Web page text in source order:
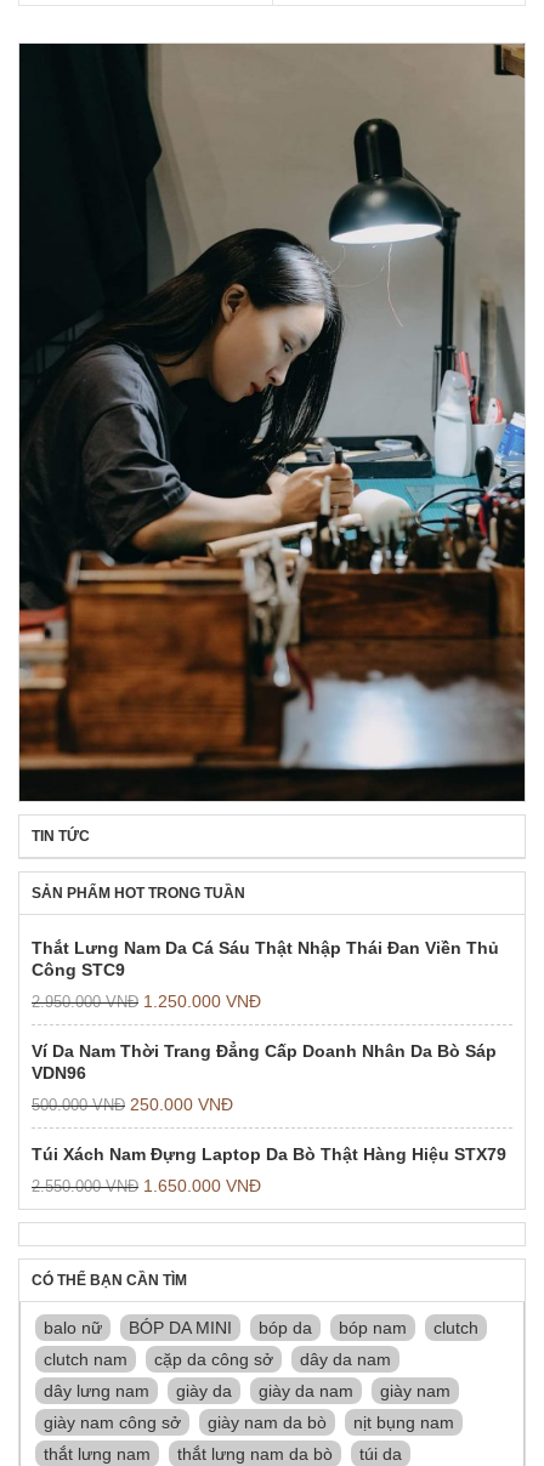
TIN TỨC
SẢN PHẨM HOT TRONG TUẦN
Thắt Lưng Nam Da Cá Sáu Thật Nhập Thái Đan Viền Thủ
Công STC9
2.950.000VNĐ 1.250.000 VNĐ
Ví Da Nam Thời Trang Đẳng Cấp Doanh Nhân Da Bò Sáp
VDN96
500.000VNĐ 250.000 VNĐ
Túi Xách Nam Đựng Laptop Da Bò Thật Hàng Hiệu STX79
2.550.000VNĐ 1.650.000 VNĐ
CÓ THỂ BẠN CẦN TÌM
balo nữ BÓP DA MINI bóp da bóp nam
clutch
clutch nam
cặp da công sở
dây da nam
dây lưng nam
giày da giày da nam
giày nam
giày nam công sở
giày nam da bò
nịt bụng nam
thắt lưng nam
thắt lưng nam da bò
túi da